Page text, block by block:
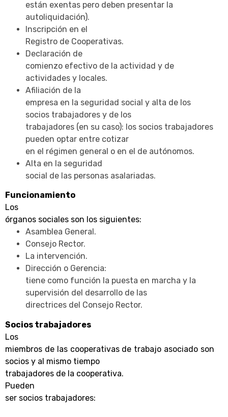
están exentas pero deben presentar la
autoliquidación).
Inscripción en el
Registro de Cooperativas.
Declaración de
comienzo efectivo de la actividad y de
actividades y locales.
Afiliación de la
empresa en la seguridad social y alta de los
socios trabajadores y de los
trabajadores (en su caso): los socios trabajadores
pueden optar entre cotizar
en el régimen general o en el de autónomos.
Alta en la seguridad
social de las personas asalariadas.
Funcionamiento
Los
órganos sociales son los siguientes:
Asamblea General.
Consejo Rector.
La intervención.
Dirección o Gerencia:
tiene como función la puesta en marcha y la
supervisión del desarrollo de las
directrices del Consejo Rector.
Socios trabajadores
Los
miembros de las cooperativas de trabajo asociado son
socios y al mismo tiempo
trabajadores de la cooperativa.
Pueden
ser socios trabajadores: